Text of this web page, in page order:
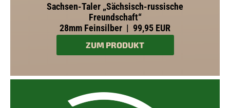
Sachsen-Taler „Sächsisch-russische
Freundschaft“
28mm Feinsilber | 99,95 EUR
ZUM PRODUKT